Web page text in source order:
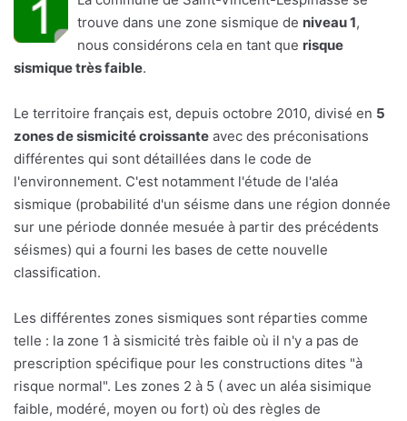
trouve dans une zone sismique de niveau 1,
nous considérons cela en tant que risque
sismique très faible.
Le territoire français est, depuis octobre 2010, divisé en 5
zones de sismicité croissante avec des préconisations
différentes qui sont détaillées dans le code de
l'environnement. C'est notamment l'étude de l'aléa
sismique (probabilité d'un séisme dans une région donnée
sur une période donnée mesuée à partir des précédents
séismes) qui a fourni les bases de cette nouvelle
classification.
Les différentes zones sismiques sont réparties comme
telle : la zone 1 à sismicité très faible où il n'y a pas de
prescription spécifique pour les constructions dites "à
risque normal". Les zones 2 à 5 ( avec un aléa sisimique
faible, modéré, moyen ou fort) où des règles de